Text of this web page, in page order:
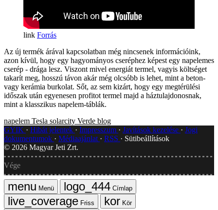
Forrás
Az új termék árával kapcsolatban még nincsenek információink,
azon kívül, hogy egy hagyományos cseréphez képest egy napelemes
cserép - drága lesz. Viszont mivel energiát termel, vagyis költséget
takarít meg, hosszú távon akár még olcsóbb is lehet, mint a beton-
vagy kerámia burkolat. Sőt, az sem kizárt, hogy egy megtérülési
időszak után egyenesen profitot termel majd a háztulajdonosnak,
mint a klasszikus napelem-táblák.
napelem Tesla solarcity Verde blog
GYIK
Hibát jelentek Impresszum Javítások kezelése
Jogi
dokumentumok
Médiaajánlat RSS
Sütibeállítások
© 2026 Magyar Jeti Zrt.
Vége
Menü
Címlap
Friss
Kör